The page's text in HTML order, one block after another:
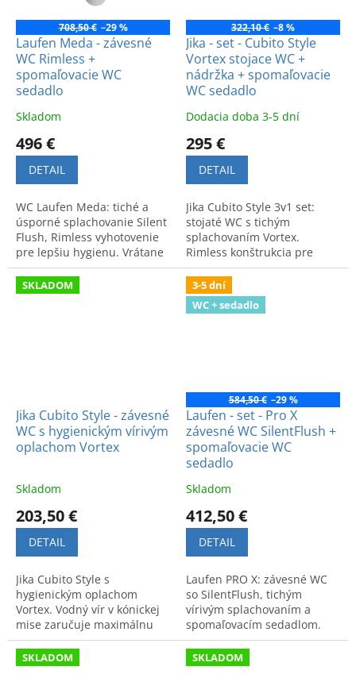
708,50 € –29 %
Laufen Meda - závesné
WC Rimless +
spomaľovacie WC
sedadlo
Skladom
496 €
DETAIL
WC Laufen Meda: tiché a
úsporné splachovanie Silent
Flush, Rimless vyhotovenie
pre lepšiu hygienu. Vrátane
spomaľovacieho sedadla.
322,10 € –8 %
Jika - set - Cubito Style
Vortex stojace WC +
nádržka + spomaľovacie
WC sedadlo
Dodacia doba 3-5 dní
295 €
DETAIL
Jika Cubito Style 3v1 set:
stojaté WC s tichým
splachovaním Vortex.
Rimless konštrukcia pre
hygienu a úsporu vody 3
litre. Praktické a tiché
riešenie do kúpeľne.
SKLADOM
Jika Cubito Style - závesné
WC s hygienickým vírivým
oplachom Vortex
Skladom
203,50 €
DETAIL
Jika Cubito Style s
hygienickým oplachom
Vortex. Vodný vír v kónickej
mise zaručuje maximálnu
čistotu a efektivitu
splachovania. Vhodné pre
moderné kúpeľne.
3-5 dní
WC + sedadlo
584,50 € –29 %
Laufen - set - Pro X
závesné WC SilentFlush +
spomaľovacie WC
sedadlo
Skladom
412,50 €
DETAIL
Laufen PRO X: závesné WC
so SilentFlush, tichým
vírivým splachovaním a
spomaľovacím sedadlom.
Moderné a hygienické
riešenie s úsporou vody pre
vašu kúpeľňu.
SKLADOM SKLADOM